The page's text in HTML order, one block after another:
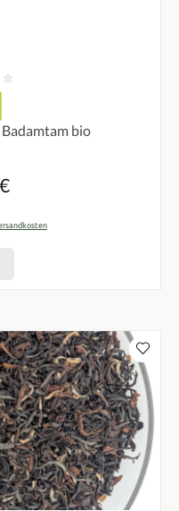
0 von 5 Sternen
bio
Preis: